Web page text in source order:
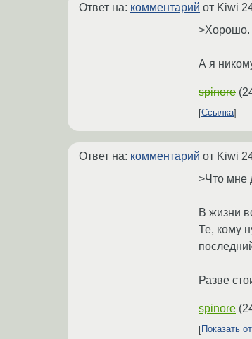
Ответ на: комментарий от Kiwi
>Хорошо.
А я
spinore (
Ссылка
Ответ на: комментарий от Kiwi
>Что мне
В жизни
Те, кому
Разве
spinore (
Показать